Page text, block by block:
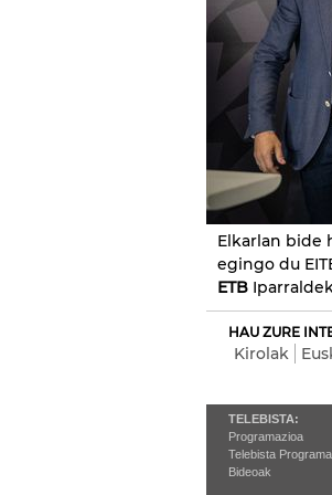
Elkarlan bide
egingo du
ETB
HAU ZURE
Kirolak
TELEBISTA:
Programazioa
Telebista
Bideoak